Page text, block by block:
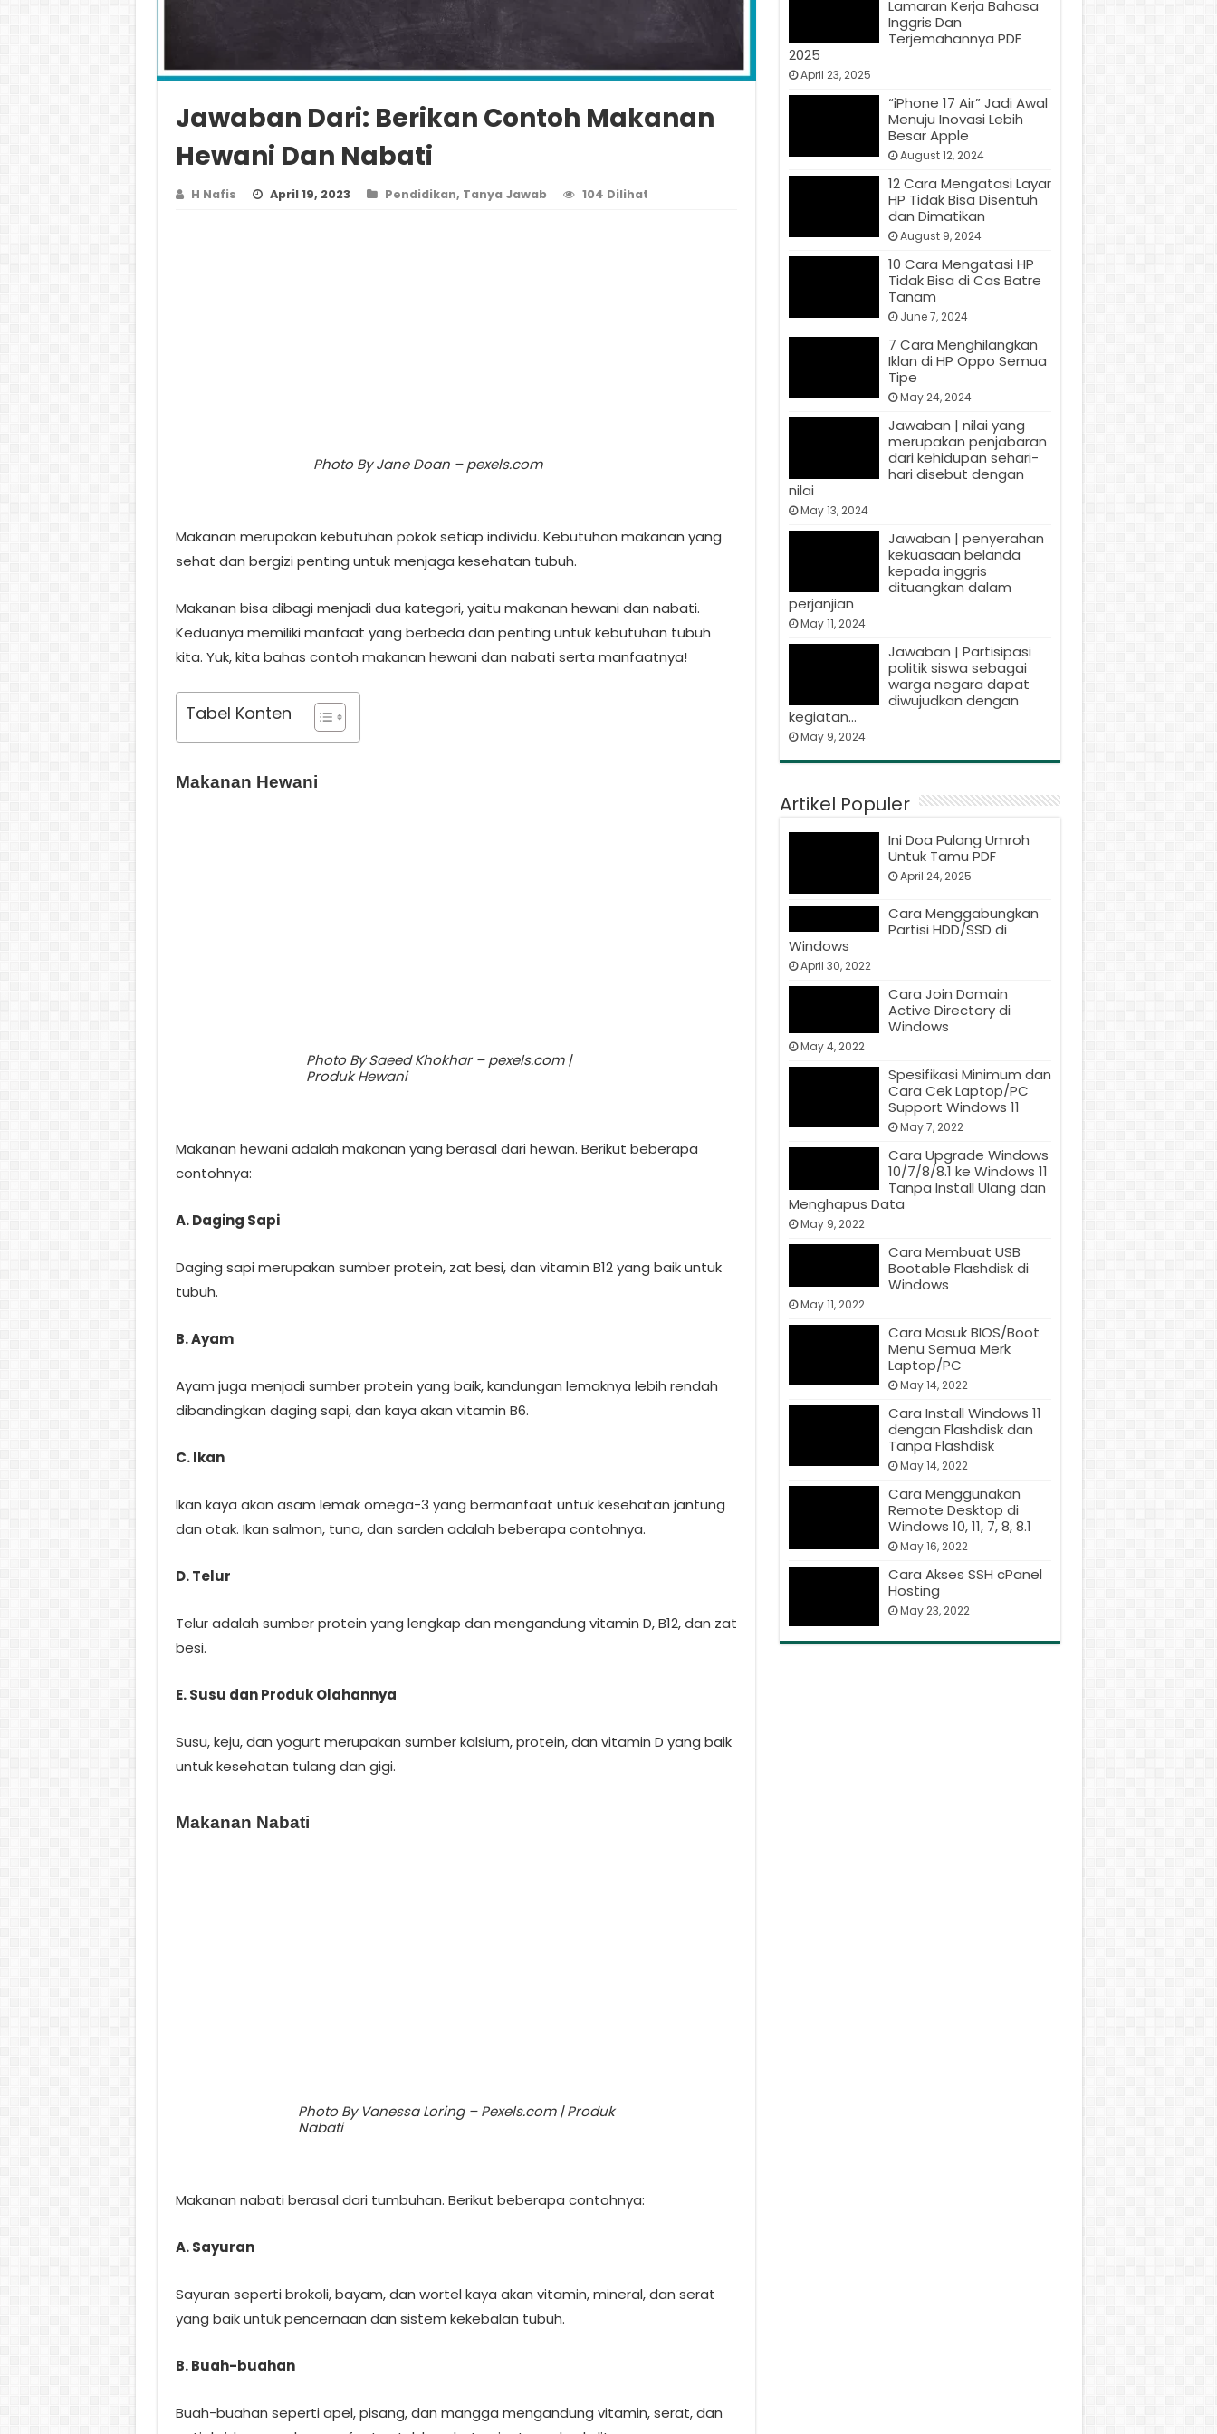
Jawaban Dari: Berikan Contoh Makanan
Hewani Dan Nabati
H Nafis April 19, 2023 Pendidikan, Tanya Jawab 104 Dilihat
Photo By Jane Doan – pexels.com
Makanan merupakan kebutuhan pokok setiap individu. Kebutuhan makanan yang
sehat dan bergizi penting untuk menjaga kesehatan tubuh.
Makanan bisa dibagi menjadi dua kategori, yaitu makanan hewani dan nabati.
Keduanya memiliki manfaat yang berbeda dan penting untuk kebutuhan tubuh
kita. Yuk, kita bahas contoh makanan hewani dan nabati serta manfaatnya!
Tabel Konten
Makanan Hewani
Photo By Saeed Khokhar – pexels.com |
Produk Hewani
Makanan hewani adalah makanan yang berasal dari hewan. Berikut beberapa
contohnya:
A. Daging Sapi
Daging sapi merupakan sumber protein, zat besi, dan vitamin B12 yang baik untuk
tubuh.
B. Ayam
Ayam juga menjadi sumber protein yang baik, kandungan lemaknya lebih rendah
dibandingkan daging sapi, dan kaya akan vitamin B6.
C. Ikan
Ikan kaya akan asam lemak omega-3 yang bermanfaat untuk kesehatan jantung
dan otak. Ikan salmon, tuna, dan sarden adalah beberapa contohnya.
D. Telur
Telur adalah sumber protein yang lengkap dan mengandung vitamin D, B12, dan zat
besi.
E. Susu dan Produk Olahannya
Susu, keju, dan yogurt merupakan sumber kalsium, protein, dan vitamin D yang baik
untuk kesehatan tulang dan gigi.
Makanan Nabati
Photo By Vanessa Loring – Pexels.com | Produk
Nabati
Makanan nabati berasal dari tumbuhan. Berikut beberapa contohnya:
A. Sayuran
Sayuran seperti brokoli, bayam, dan wortel kaya akan vitamin, mineral, dan serat
yang baik untuk pencernaan dan sistem kekebalan tubuh.
B. Buah-buahan
Buah-buahan seperti apel, pisang, dan mangga mengandung vitamin, serat, dan
Lamaran Kerja Bahasa
Inggris Dan
Terjemahannya PDF
2025
April 23, 2025
“iPhone 17 Air” Jadi Awal
Menuju Inovasi Lebih
Besar Apple
August 12, 2024
12 Cara Mengatasi Layar
HP Tidak Bisa Disentuh
dan Dimatikan
August 9, 2024
10 Cara Mengatasi HP
Tidak Bisa di Cas Batre
Tanam
June 7, 2024
7 Cara Menghilangkan
Iklan di HP Oppo Semua
Tipe
May 24, 2024
Jawaban | nilai yang
merupakan penjabaran
dari kehidupan sehari-
hari disebut dengan
nilai
May 13, 2024
Jawaban | penyerahan
kekuasaan belanda
kepada inggris
dituangkan dalam
perjanjian
May 11, 2024
Jawaban | Partisipasi
politik siswa sebagai
warga negara dapat
diwujudkan dengan
kegiatan…
May 9, 2024
Artikel Populer
Ini Doa Pulang Umroh
Untuk Tamu PDF
April 24, 2025
Cara Menggabungkan
Partisi HDD/SSD di
Windows
April 30, 2022
Cara Join Domain
Active Directory di
Windows
May 4, 2022
Spesifikasi Minimum dan
Cara Cek Laptop/PC
Support Windows 11
May 7, 2022
Cara Upgrade Windows
10/7/8/8.1 ke Windows 11
Tanpa Install Ulang dan
Menghapus Data
May 9, 2022
Cara Membuat USB
Bootable Flashdisk di
Windows
May 11, 2022
Cara Masuk BIOS/Boot
Menu Semua Merk
Laptop/PC
May 14, 2022
Cara Install Windows 11
dengan Flashdisk dan
Tanpa Flashdisk
May 14, 2022
Cara Menggunakan
Remote Desktop di
Windows 10, 11, 7, 8, 8.1
May 16, 2022
Cara Akses SSH cPanel
Hosting
May 23, 2022